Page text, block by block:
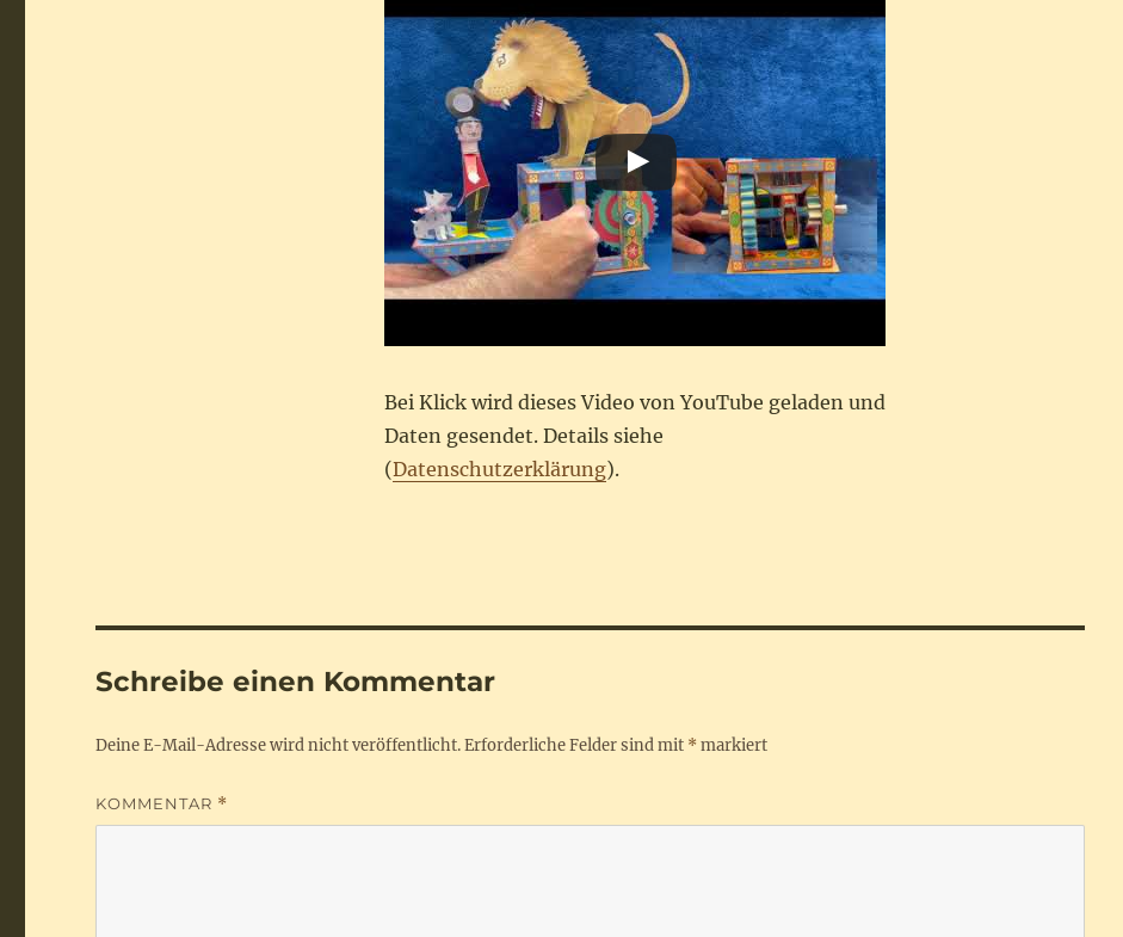
Bei Klick wird dieses Video von YouTube geladen und
Daten gesendet. Details siehe
(Datenschutzerklärung).
Schreibe einen Kommentar
Deine E-Mail-Adresse wird nicht veröffentlicht.Erforderliche Felder sind mit * markiert
KOMMENTAR *